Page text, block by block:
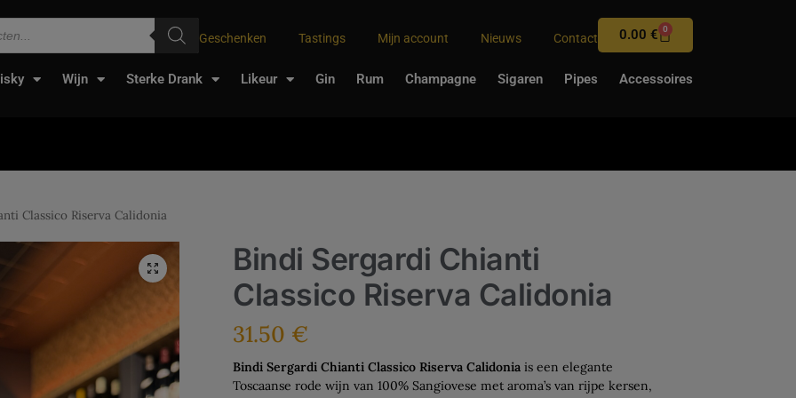
Geschenken Tastings Mijn account Nieuws Contact 0.00€ 0
Wijn Sterke Drank Likeur Gin Rum Champagne Sigaren Pipes Accessoires
Classico Riserva Calidonia
Bindi Sergardi Chianti
Classico Riserva Calidonia
31.50 €
Bindi Sergardi Chianti Classico Riserva Calidonia is een elegante
Toscaanse rode wijn van 100% Sangiovese met aroma’s van rijpe kersen,